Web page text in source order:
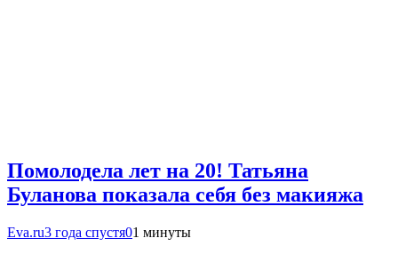
Помолодела лет на 20! Татьяна
Буланова показала себя без макияжа
Eva.ru3 года спустя01 минуты